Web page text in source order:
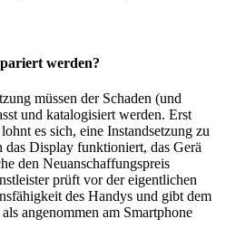
werden?
müssen der Schaden (und
und katalogisiert werden. Erst
es sich, eine Instandsetzung zu
das Display funktioniert, das Gerä
den Neuanschaffungspreis
prüft vor der eigentlichen
des Handys und gibt dem
angenommen am Smartphone